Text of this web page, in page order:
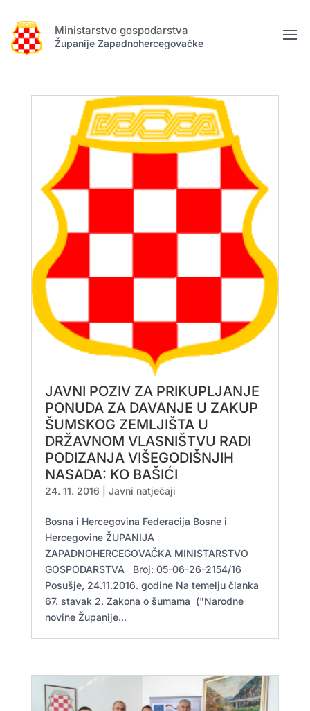
Ministarstvo gospodarstva
Županije Zapadnohercegovačke
JAVNI POZIV ZA PRIKUPLJANJE
PONUDA ZA DAVANJE U ZAKUP
ŠUMSKOG ZEMLJIŠTA U
DRŽAVNOM VLASNIŠTVU RADI
PODIZANJA VIŠEGODIŠNJIH
NASADA: KO BAŠIĆI
24. 11. 2016 Javni natječaji
Bosna i Hercegovina Federacija Bosne i
Hercegovine ŽUPANIJA
ZAPADNOHERCEGOVAČKA MINISTARSTVO
GOSPODARSTVA Broj: 05-06-26-2154/16
Posušje, 24.11.2016. godine Na temelju članka
67. stavak 2. Zakona o šumama ("Narodne
novine Županije...